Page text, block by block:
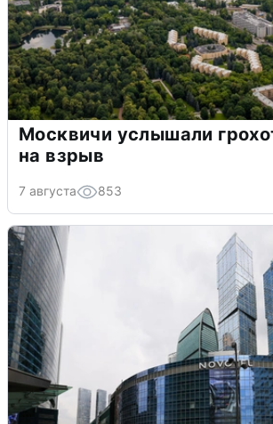
Москвичи услышали
на взрыв
7 августа 853